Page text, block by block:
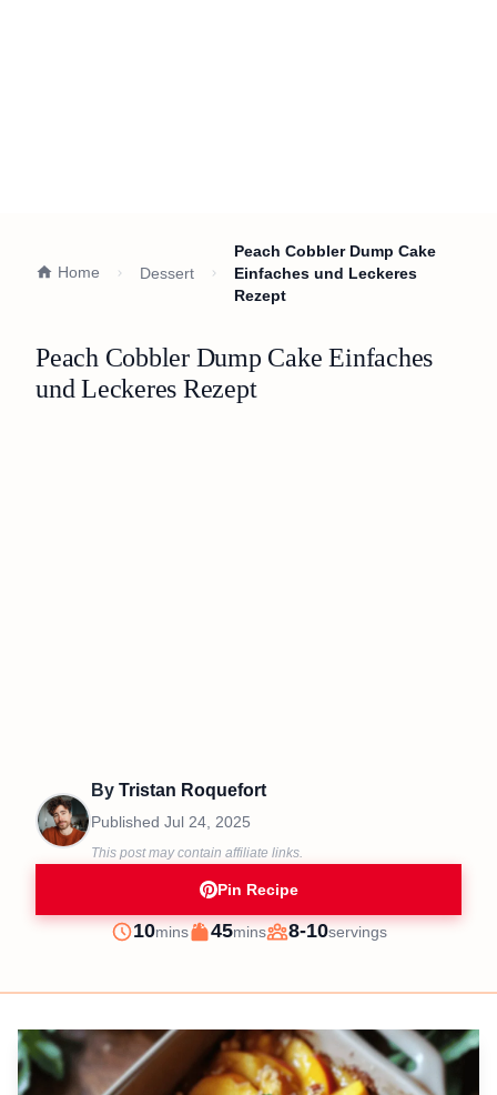
Home Dessert
Peach Cobbler Dump Cake
Einfaches und Leckeres
Rezept
Peach Cobbler Dump Cake Einfaches
und Leckeres Rezept
By Tristan Roquefort
Published Jul 24, 2025
This post may contain affiliate links.
Pin Recipe
Prep
10minutes
mins
Cook
45minutes
mins
Servings
8-10servings